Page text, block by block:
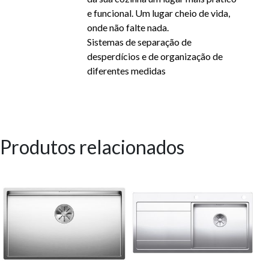
e funcional. Um lugar cheio de vida,
onde não falte nada.
Sistemas de separação de
desperdícios e de organização de
diferentes medidas
Produtos relacionados